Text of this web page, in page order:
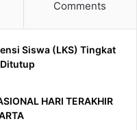
Comments
Siswa (LKS) Tingkat
HARI TERAKHIR